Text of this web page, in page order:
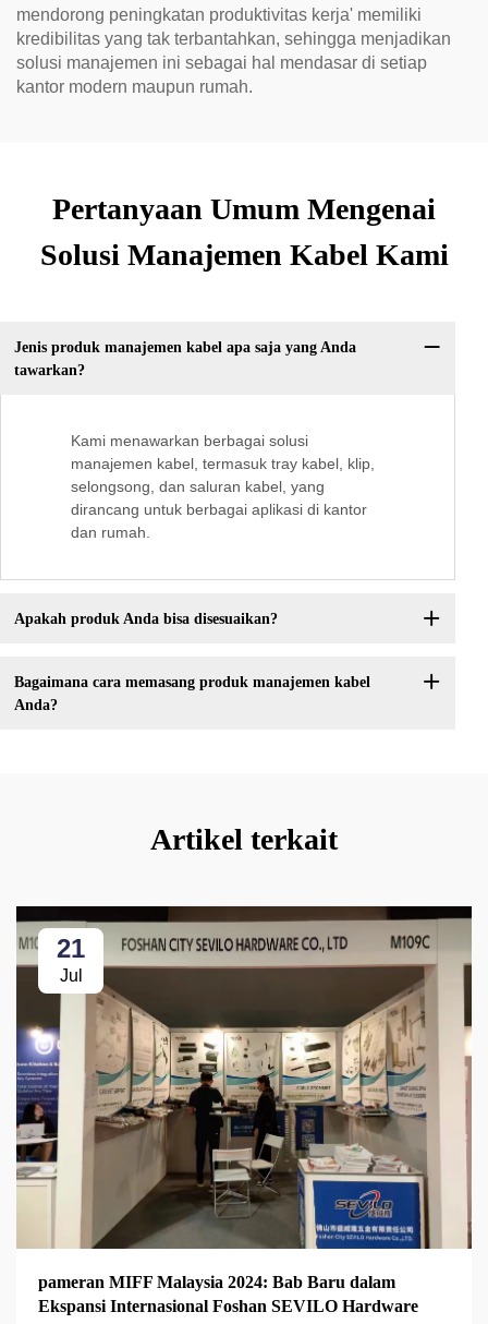
mendorong peningkatan produktivitas kerja' memiliki
kredibilitas yang tak terbantahkan, sehingga menjadikan
solusi manajemen ini sebagai hal mendasar di setiap
kantor modern maupun rumah.
Pertanyaan Umum Mengenai
Solusi Manajemen Kabel Kami
Jenis produk manajemen kabel apa saja yang Anda
tawarkan?
Kami menawarkan berbagai solusi
manajemen kabel, termasuk tray kabel, klip,
selongsong, dan saluran kabel, yang
dirancang untuk berbagai aplikasi di kantor
dan rumah.
Apakah produk Anda bisa disesuaikan?
Bagaimana cara memasang produk manajemen kabel
Anda?
Artikel terkait
21
Jul
pameran MIFF Malaysia 2024: Bab Baru dalam
Ekspansi Internasional Foshan SEVILO Hardware